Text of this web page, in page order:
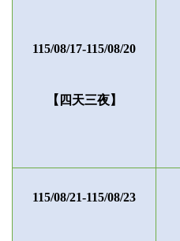
115/08/17-115/08/20
【四天三夜】
115/08/21-115/08/23